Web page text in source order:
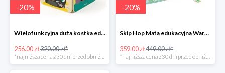
-20%
Wielofunkcyjna duża kostka edukacyjna z pętlą,18 m+, Janod UO
256.00 zł320.00 zł*
-20%
Skip Hop Mata edukacyjna Warzywniak -20%
359.00 zł449.00 zł*